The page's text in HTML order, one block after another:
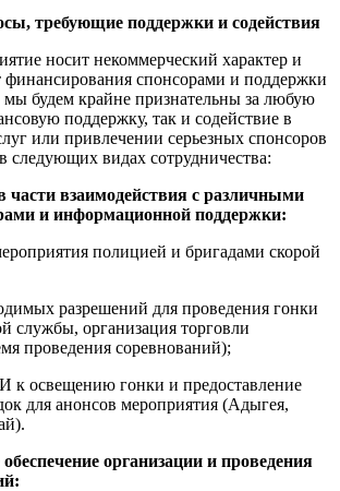
требующие поддержки и содействия
носит некоммерческий характер и
финансирования спонсорами и поддержки
мы будем крайне признательны за любую
поддержку, так и содействие в
или привлечении серьезных спонсоров
следующих видах сотрудничества:
части взаимодействия с различными
и информационной поддержки:
полицией и бригадами скорой
разрешений для проведения гонки
службы, организация торговли
проведения соревнований);
к освещению гонки и предоставление
для анонсов мероприятия (Адыгея,
организации и проведения